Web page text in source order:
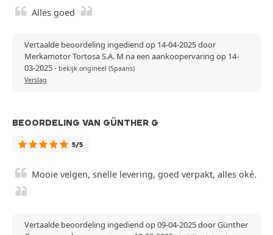
Alles goed
Vertaalde beoordeling ingediend op 14-04-2025 door
Merkamotor Tortosa S.A. M na een aankoopervaring op 14-
03-2025- bekijk origineel (Spaans)
Verslag
BEOORDELING VAN GÜNTHER G
5/5
Mooie velgen, snelle levering, goed verpakt, alles oké.
Vertaalde beoordeling ingediend op 09-04-2025 door Günther